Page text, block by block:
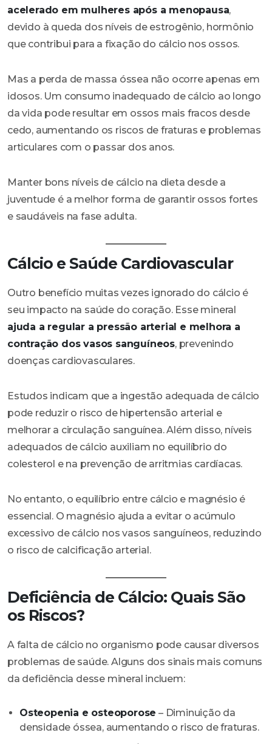
acelerado em mulheres após a menopausa,
devido à queda dos níveis de estrogênio, hormônio
que contribui para a fixação do cálcio nos ossos.
Mas a perda de massa óssea não ocorre apenas em
idosos. Um consumo inadequado de cálcio ao longo
da vida pode resultar em ossos mais fracos desde
cedo, aumentando os riscos de fraturas e problemas
articulares com o passar dos anos.
Manter bons níveis de cálcio na dieta desde a
juventude é a melhor forma de garantir ossos fortes
e saudáveis na fase adulta.
Cálcio e Saúde Cardiovascular
Outro benefício muitas vezes ignorado do cálcio é
seu impacto na saúde do coração. Esse mineral
ajuda a regular a pressão arterial e melhora a
contração dos vasos sanguíneos, prevenindo
doenças cardiovasculares.
Estudos indicam que a ingestão adequada de cálcio
pode reduzir o risco de hipertensão arterial e
melhorar a circulação sanguínea. Além disso, níveis
adequados de cálcio auxiliam no equilíbrio do
colesterol e na prevenção de arritmias cardíacas.
No entanto, o equilíbrio entre cálcio e magnésio é
essencial. O magnésio ajuda a evitar o acúmulo
excessivo de cálcio nos vasos sanguíneos, reduzindo
o risco de calcificação arterial.
Deficiência de Cálcio: Quais São
os Riscos?
A falta de cálcio no organismo pode causar diversos
problemas de saúde. Alguns dos sinais mais comuns
da deficiência desse mineral incluem:
Osteopenia e osteoporose – Diminuição da
densidade óssea, aumentando o risco de fraturas.